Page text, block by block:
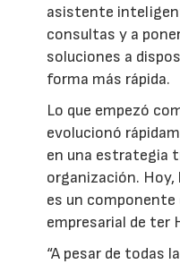
asistente
consultas y a
soluciones a
forma más rápida.
Lo que empezó
evolucionó
en una estrategia
organización.
es un componente
empresarial de ter
“A pesar de todas